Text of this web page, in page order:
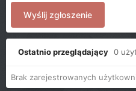
Wyślij zgłoszenie
Ostatnio przeglądający 0
Brak zarejestrowanych